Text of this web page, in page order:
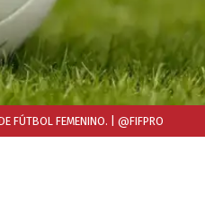
FÚTBOL FEMENINO. | @FIFPRO